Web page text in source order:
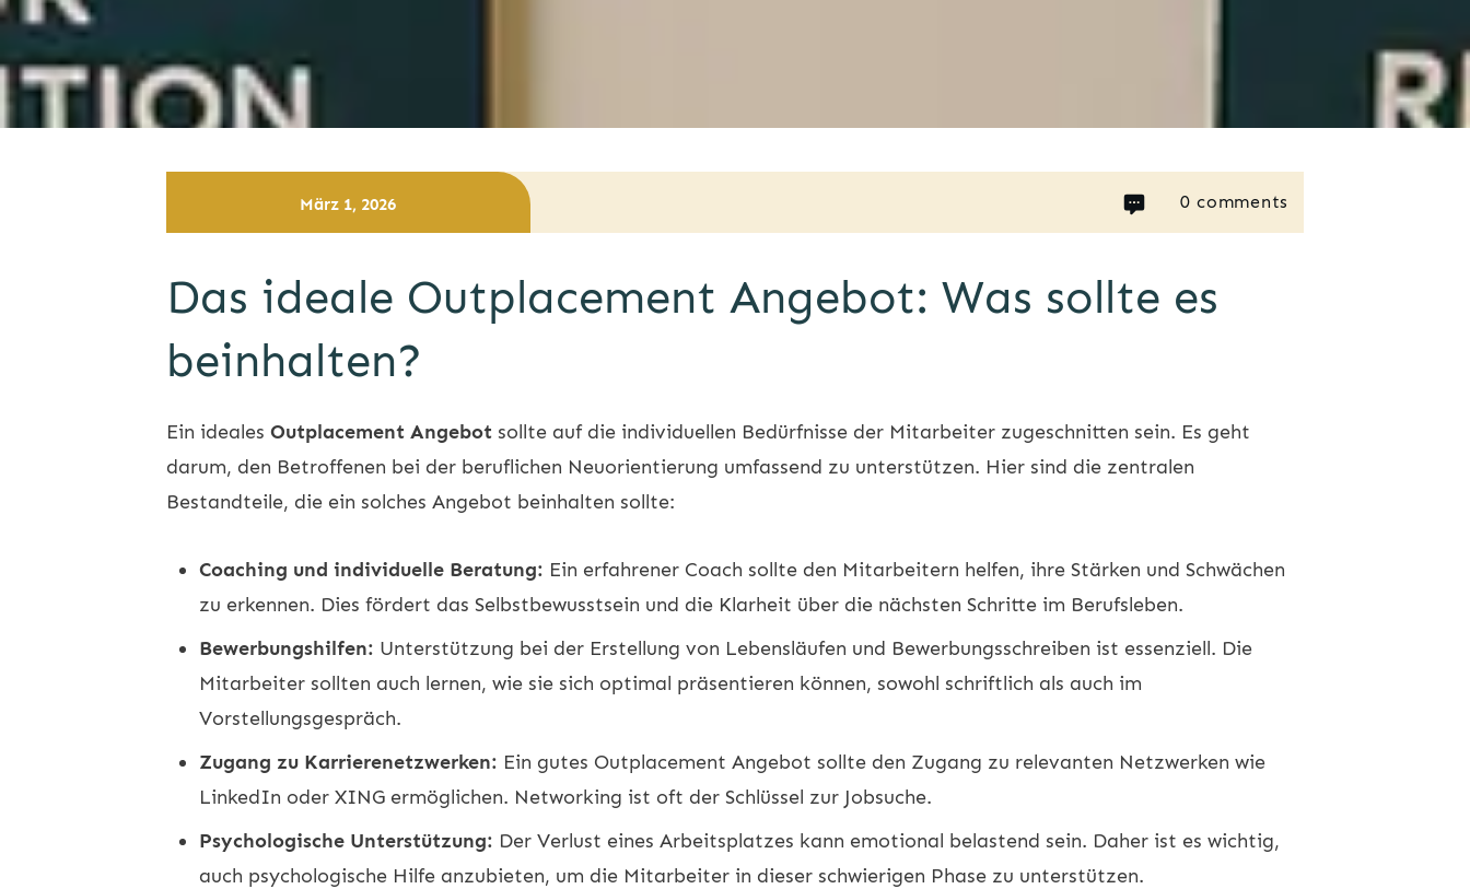
März 1, 2026 0 comments
Das ideale Outplacement Angebot: Was sollte es
beinhalten?
Ein ideales Outplacement Angebot sollte auf die individuellen Bedürfnisse der Mitarbeiter zugeschnitten sein. Es geht
darum, den Betroffenen bei der beruflichen Neuorientierung umfassend zu unterstützen. Hier sind die zentralen
Bestandteile, die ein solches Angebot beinhalten sollte:
Coaching und individuelle Beratung: Ein erfahrener Coach sollte den Mitarbeitern helfen, ihre Stärken und Schwächen
zu erkennen. Dies fördert das Selbstbewusstsein und die Klarheit über die nächsten Schritte im Berufsleben.
Bewerbungshilfen: Unterstützung bei der Erstellung von Lebensläufen und Bewerbungsschreiben ist essenziell. Die
Mitarbeiter sollten auch lernen, wie sie sich optimal präsentieren können, sowohl schriftlich als auch im
Vorstellungsgespräch.
Zugang zu Karrierenetzwerken: Ein gutes Outplacement Angebot sollte den Zugang zu relevanten Netzwerken wie
LinkedIn oder XING ermöglichen. Networking ist oft der Schlüssel zur Jobsuche.
Psychologische Unterstützung: Der Verlust eines Arbeitsplatzes kann emotional belastend sein. Daher ist es wichtig,
auch psychologische Hilfe anzubieten, um die Mitarbeiter in dieser schwierigen Phase zu unterstützen.